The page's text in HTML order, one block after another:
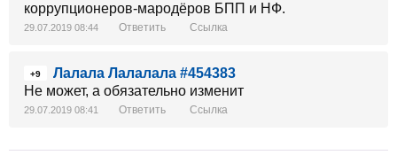
коррупционеров-мародёров БПП и НФ.
29.07.2019 08:44 Ответить Ссылка
+9
Лалала Лалалала #454383
Не может, а обязательно изменит
29.07.2019 08:41 Ответить Ссылка